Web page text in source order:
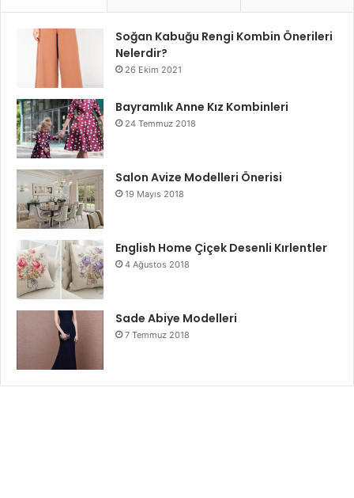
Soğan Kabuğu Rengi Kombin Önerileri
Nelerdir?
26 Ekim 2021
Bayramlık Anne Kız Kombinleri
24 Temmuz 2018
Salon Avize Modelleri Önerisi
19 Mayıs 2018
English Home Çiçek Desenli Kırlentler
4 Ağustos 2018
Sade Abiye Modelleri
7 Temmuz 2018